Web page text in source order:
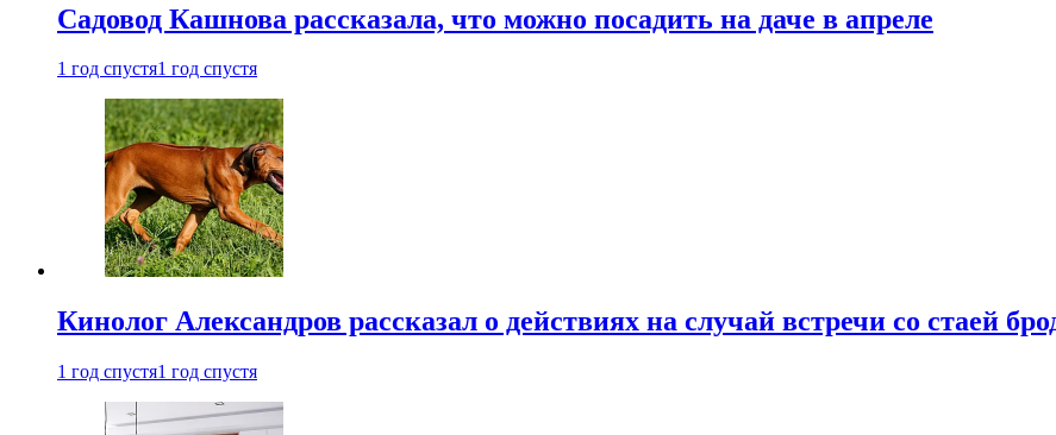
Садовод Кашнова рассказала, что можно посадить на даче в апреле
1 год спустя1 год спустя
Кинолог Александров рассказал о действиях на случай встречи со стаей
1 год спустя1 год спустя